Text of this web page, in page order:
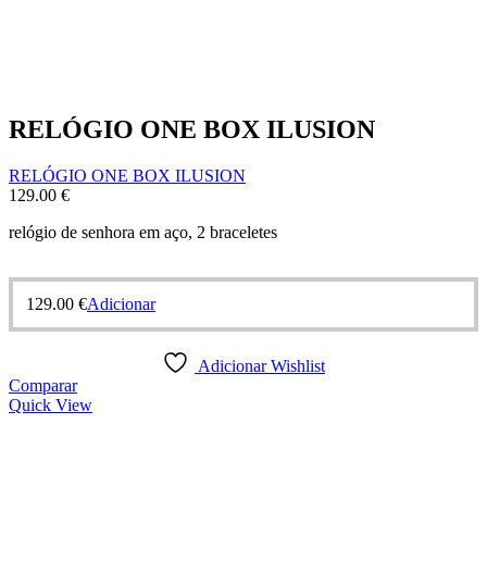
RELÓGIO ONE BOX ILUSION
RELÓGIO ONE BOX ILUSION
129.00 €
relógio de senhora em aço, 2 braceletes
129.00 €Adicionar
Adicionar Wishlist
Comparar
Quick View